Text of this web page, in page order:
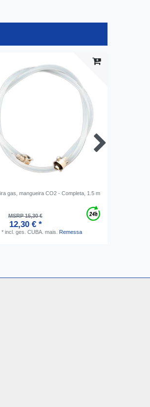
gas, mangueira CO2 - Completa, 1.5 m
MSRP 15,30 €
12,30 € *
* incl. ges. CUBA. mais. Remessa